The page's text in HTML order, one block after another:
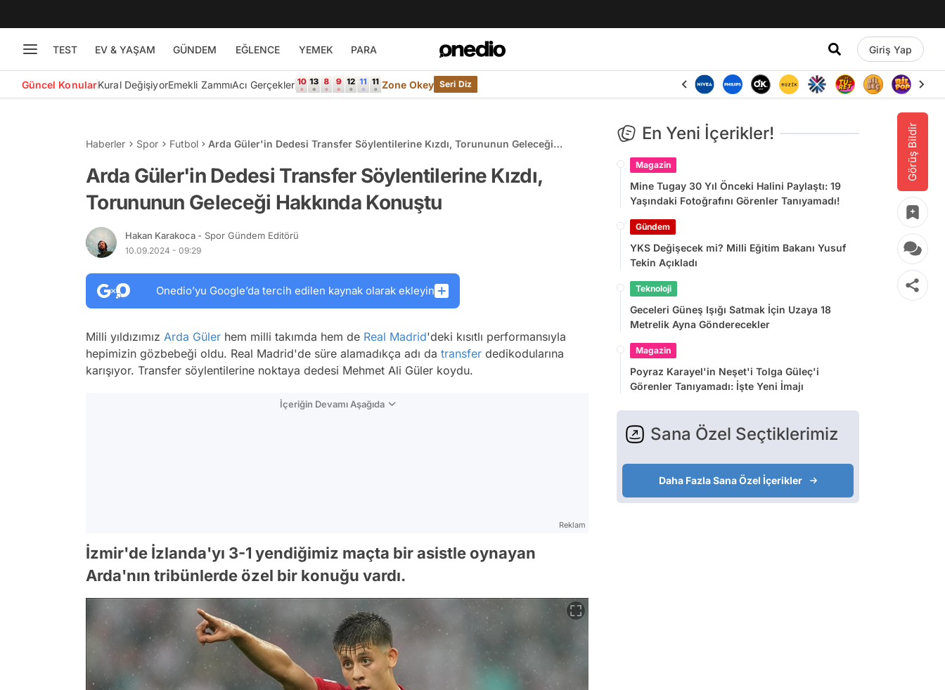
TEST EV & YAŞAM GÜNDEM EĞLENCE YEMEK PARA Giriş Yap
Güncel KonularKural DeğişiyorEmekli ZammıAcı Gerçekler Zone Okey Seri Diz
Görüş Bildir
Haberler Spor Futbol
Arda Güler'in Dedesi Transfer Söylentilerine Kızdı, Torununun Geleceği
Arda Güler'in Dedesi Transfer Söylentilerine Kızdı,
Torununun Geleceği Hakkında Konuştu
Hakan Karakoca - Spor Gündem Editörü
10.09.2024 - 09:29
Onedio’yu Google’da tercih edilen kaynak olarak ekleyin
Milli yıldızımız Arda Güler hem milli takımda hem de Real Madrid'deki kısıtlı performansıyla
hepimizin gözbebeği oldu. Real Madrid'de süre alamadıkça adı da transfer dedikodularına
karışıyor. Transfer söylentilerine noktaya dedesi Mehmet Ali Güler koydu.
İçeriğin Devamı Aşağıda
Reklam
İzmir'de İzlanda'yı 3-1 yendiğimiz maçta bir asistle oynayan
Arda'nın tribünlerde özel bir konuğu vardı.
En Yeni İçerikler!
Magazin
Mine Tugay 30 Yıl Önceki Halini Paylaştı: 19
Yaşındaki Fotoğrafını Görenler Tanıyamadı!
Gündem
YKS Değişecek mi? Milli Eğitim Bakanı Yusuf
Tekin Açıkladı
Teknoloji
Geceleri Güneş Işığı Satmak İçin Uzaya 18
Metrelik Ayna Gönderecekler
Magazin
Poyraz Karayel'in Neşet'i Tolga Güleç'i
Görenler Tanıyamadı: İşte Yeni İmajı
Sana Özel Seçtiklerimiz
Daha Fazla Sana Özel İçerikler